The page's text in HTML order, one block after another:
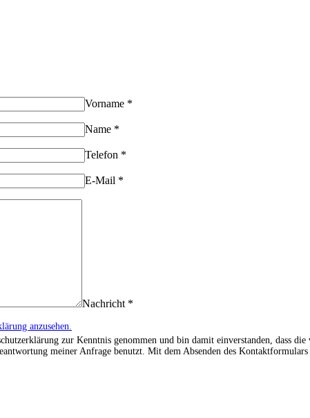
Vorname *
Name *
Telefon *
E-Mail *
Nachricht *
anzusehen.
zur Kenntnis genommen und bin damit einverstanden, dass
meiner Anfrage benutzt. Mit dem Absenden des